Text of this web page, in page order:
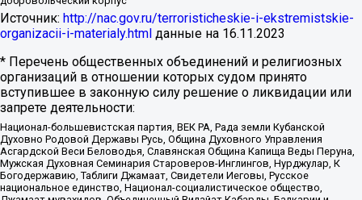
Источник: http://nac.gov.ru/terroristicheskie-i-ekstremistskie-
organizacii-i-materialy.html данные на 16.11.2023
* Перечень общественных объединений и религиозных
организаций в отношении которых судом принято
вступившее в законную силу решение о ликвидации или
запрете деятельности:
Национал-большевистская партия, ВЕК РА, Рада земли Кубанской
Духовно Родовой Державы Русь, Община Духовного Управления
Асгардской Веси Беловодья, Славянская Община Капища Веды Перуна,
Мужская Духовная Семинария Староверов-Инглингов, Нурджулар, К
Богодержавию, Таблиги Джамаат, Свидетели Иеговы, Русское
национальное единство, Национал-социалистическое общество,